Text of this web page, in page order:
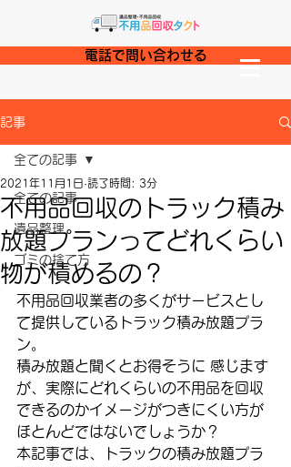
電話で問い合わせる
記事
全ての記事
遺品整理
ゴミの捨て方
全ての記事
不用品回収のトラック積み
放題プランってどれくらい
物が積めるの？
2021年11月1日 読了時間: 3分
不用品回収業者の多くがサービスとし
て提供しているトラック積み放題プラ
ン。
積み放題と聞くとお得そうに 感じます
が、実際にどれくらいの不用品を回収
できるのかイメージがつきにくい方が
ほとんどではないでしょうか？
本記事では、トラックの積み放題プラ